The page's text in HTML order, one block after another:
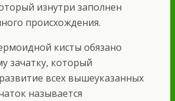
изнутри заполнен
происхождения.
кисты обязано
зачатку, который
всех вышеуказанных
называется